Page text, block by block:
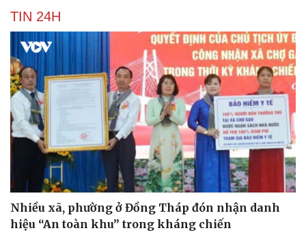
TIN 24H
Nhiều xã, phường ở Đồng Tháp đón nhận danh
hiệu “An toàn khu” trong kháng chiến